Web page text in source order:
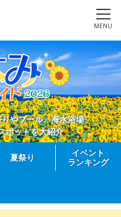
MENU
やプール、海水浴場、
ポットを大紹介
夏祭り
イベント
ランキング